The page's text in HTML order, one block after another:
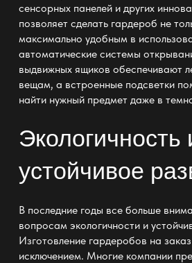
сенсорных панелей и других
позволяет сделать гардероб не
максимально удобным в
автоматические системы
выдвижных ящиков обеспечивают
вещам, а встроенные подсветки
найти нужный предмет даже в
Экологичность
устойчивое
В последние годы все больше
вопросам экологичности и
Изготовление гардеробов на
исключением. Многие компании